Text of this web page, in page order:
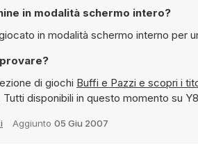
Si può giocare a Candy Machine in modalità schermo intero?
può essere giocato in modalità schermo
di giochi
Buffi e Pazzi e
Tutti disponibili in questo momento su
Aggiunto 05 Giu 2007